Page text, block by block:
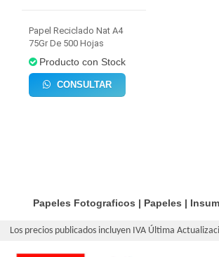
Papel Reciclado Nat A4
75Gr De 500 Hojas
Producto con Stock
CONSULTAR
Papeles Fotograficos | Papeles |
Los precios publicados incluyen IVA Última